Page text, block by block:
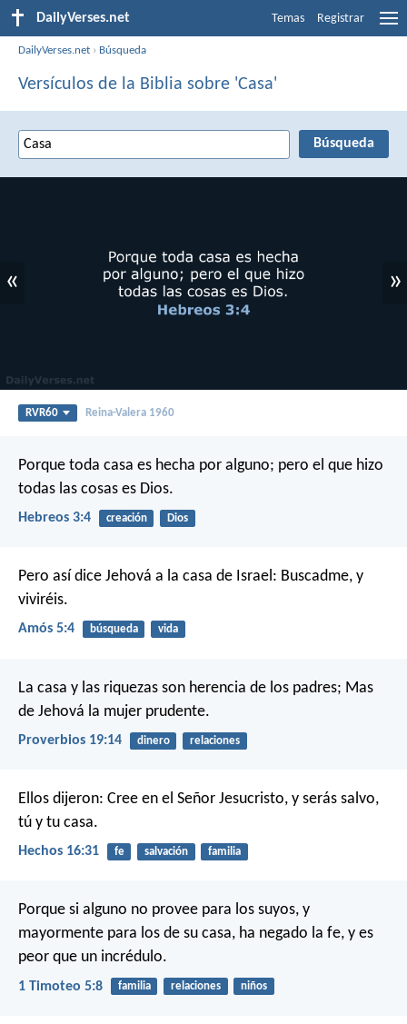
DailyVerses.net Temas Registrar
DailyVerses.net › Búsqueda
Versículos de la Biblia sobre 'Casa'
« »
RVR60 Reina-Valera 1960
Porque toda casa es hecha por alguno; pero el que hizo
todas las cosas es Dios.
Hebreos 3:4 creación Dios
Pero así dice Jehová a la casa de Israel: Buscadme, y
viviréis.
Amós 5:4 búsqueda vida
La casa y las riquezas son herencia de los padres; Mas
de Jehová la mujer prudente.
Proverbios 19:14 dinero relaciones
Ellos dijeron: Cree en el Señor Jesucristo, y serás salvo,
tú y tu casa.
Hechos 16:31 fe salvación familia
Porque si alguno no provee para los suyos, y
mayormente para los de su casa, ha negado la fe, y es
peor que un incrédulo.
1 Timoteo 5:8 familia relaciones niños